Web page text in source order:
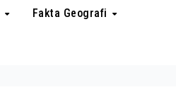
Fakta Geografi